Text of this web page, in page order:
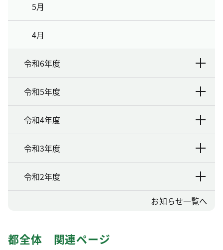
5月
4月
令和6年度
令和5年度
令和4年度
令和3年度
令和2年度
お知らせ一覧へ
都全体 関連ページ